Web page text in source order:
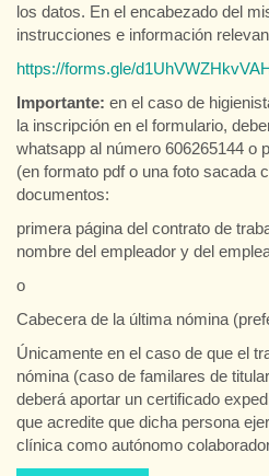
los datos. En el encabezado del
instrucciones e información
https://forms.gle/
Importante: en el caso de
la inscripción en el formulario,
whatsapp al número 606265144 o
(en formato pdf o una foto sacada
documentos:
primera página del contrato de
nombre del empleador y del
o
Cabecera de la última nómina
Únicamente en el caso de que el
nómina (caso de familares de
deberá aportar un certificado
que acredite que dicha persona
clínica como autónomo